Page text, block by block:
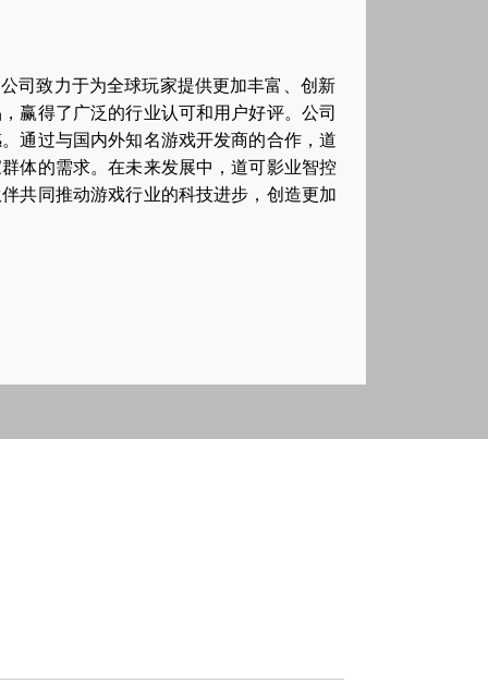
司致力于为全球玩家提供更加丰富、创新
赢得了广泛的行业认可和用户好评。公司
通过与国内外知名游戏开发商的合作，道
体的需求。在未来发展中，道可影业智控
共同推动游戏行业的科技进步，创造更加